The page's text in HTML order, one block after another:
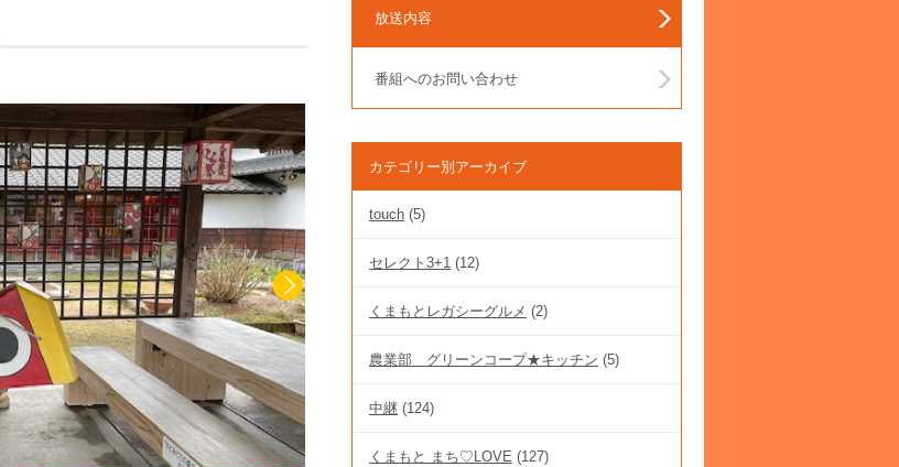
放送内容
番組へのお問い合わせ
カテゴリー別アーカイブ
touch (5)
セレクト3+1 (12)
くまもとレガシーグルメ (2)
農業部 グリーンコープ★キッチン (5)
中継 (124)
くまもと まち♡LOVE (127)